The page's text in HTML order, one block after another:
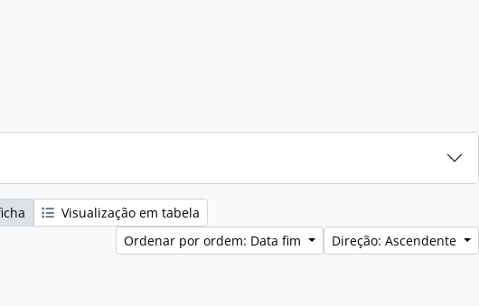
Visualização em tabela
Ordenar por ordem: Data fim
Direção: Ascendente